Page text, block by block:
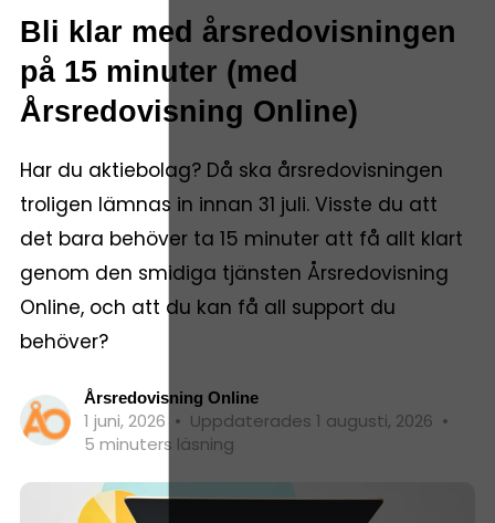
Bli klar med årsredovisningen
på 15 minuter (med
Årsredovisning Online)
Har du aktiebolag? Då ska årsredovisningen
troligen lämnas in innan 31 juli. Visste du att
det bara behöver ta 15 minuter att få allt klart
genom den smidiga tjänsten Årsredovisning
Online, och att du kan få all support du
behöver?
Årsredovisning Online
1 juni, 2026 • Uppdaterades 1 augusti, 2026 •
5 minuters läsning